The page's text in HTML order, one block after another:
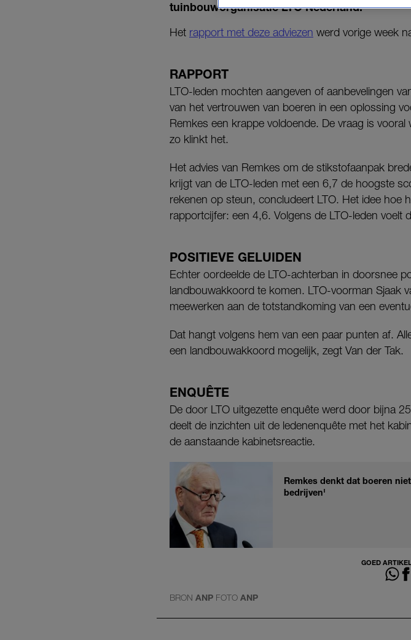
tuinbouworganisatie LTO Nederland.
Het rapport met deze adviezen werd vorige week
RAPPORT
LTO-leden mochten aangeven of aanbevelingen
van het vertrouwen van boeren in een oplossing
Remkes een krappe voldoende. De vraag is
zo klinkt het.
Het advies van Remkes om de stikstofaanpak
krijgt van de LTO-leden met een 6,7 de hoogste
rekenen op steun, concludeert LTO. Het idee hoe
rapportcijfer: een 4,6. Volgens de LTO-leden voelt
POSITIEVE GELUIDEN
Echter oordeelde de LTO-achterban in doorsnee
landbouwakkoord te komen. LTO-voorman Sjaak
meewerken aan de totstandkoming van een
Dat hangt volgens hem van een paar punten af.
een landbouwakkoord mogelijk, zegt Van der Tak.
ENQUÊTE
De door LTO uitgezette enquête werd door bijna
deelt de inzichten uit de ledenenquête met het
de aanstaande kabinetsreactie.
Remkes denkt dat boeren
bedrijven'
GOED
BRON ANP FOTO ANP